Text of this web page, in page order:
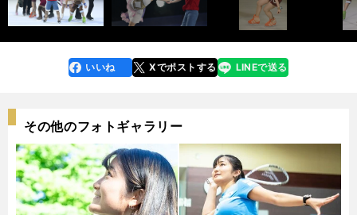
faceboo
k
いいね Xでポストする
line LINEで送る
その他のフォトギャラリー